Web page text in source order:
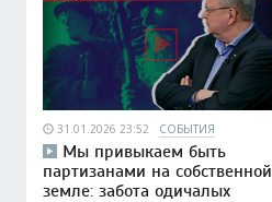
31.01.2026 23:52 СОБЫТИЯ
Мы привыкаем быть
партизанами на собственной
земле: забота одичалых